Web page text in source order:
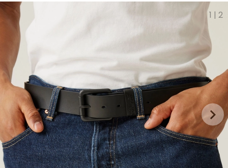
1 | 2
keyboard_arrow_right